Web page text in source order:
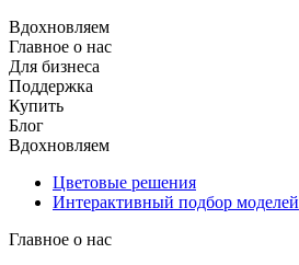
Вдохновляем
Главное о нас
Для бизнеса
Поддержка
Купить
Блог
Вдохновляем
Цветовые решения
Интерактивный подбор моделей
Главное о нас